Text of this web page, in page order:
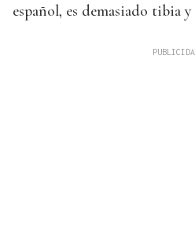
español, es demasiado tibia y